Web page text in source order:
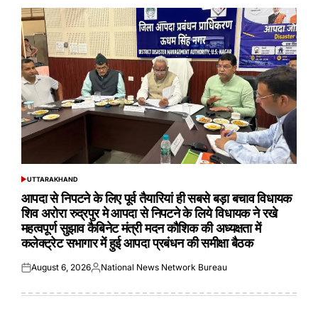
POSTED
UTTARAKHAND
आपदा से निपटने के लिए पूर्व तैयारियां ही सबसे बड़ा बचाव विधायक
शिव अरोरा रुद्रपुर मे आपदा से निपटने के लिये विधायक ने रखे
महत्वपूर्ण सुझाव कैबिनेट मंत्री मदन कौशिक की अध्यक्षता में
कलेक्ट्रेट सभागार में हुई आपदा प्रबंधन की समीक्षा बैठक
Posted
August 6, 2026Posted
National News Network Bureau